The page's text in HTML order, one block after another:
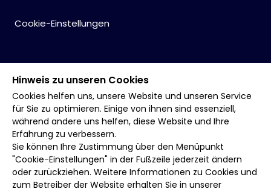
Cookie-Einstellungen
Hinweis zu unseren Cookies
Cookies helfen uns, unsere Website und unseren Service
für Sie zu optimieren. Einige von ihnen sind essenziell,
während andere uns helfen, diese Website und Ihre
Erfahrung zu verbessern.
Sie können Ihre Zustimmung über den Menüpunkt
"Cookie-Einstellungen" in der Fußzeile jederzeit ändern
oder zurückziehen. Weitere Informationen zu Cookies und
zum Betreiber der Website erhalten Sie in unserer